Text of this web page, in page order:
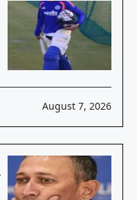
August 7, 2026